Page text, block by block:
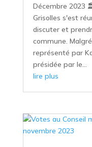
Décembre 2023
Grisolles s'est
discuter et
commune.
représenté par
présidée par le...
lire plus